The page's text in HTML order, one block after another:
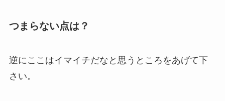
つまらない点は？
逆にここはイマイチだなと思うところをあげて下
さい。